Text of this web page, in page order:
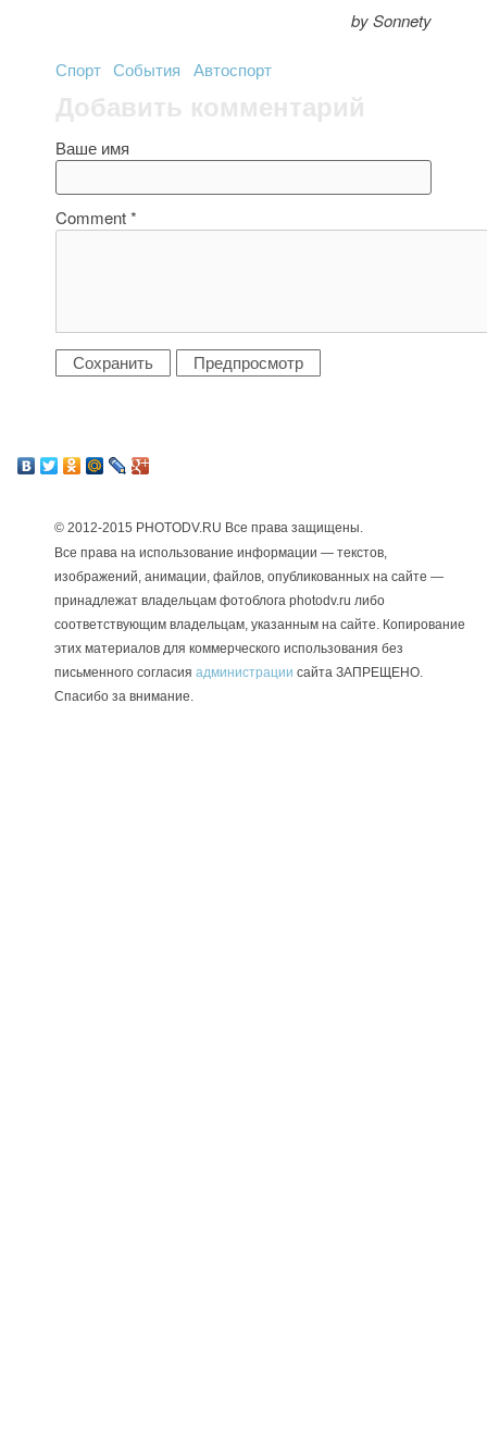
by Sonnety
Спорт События Автоспорт
Добавить комментарий
Ваше имя
Comment*
© 2012-2015 PHOTODV.RU Все права защищены.
Все права на использование информации — текстов,
изображений, анимации, файлов, опубликованных на сайте —
принадлежат владельцам фотоблога photodv.ru либо
соответствующим владельцам, указанным на сайте. Копирование
этих материалов для коммерческого использования без
письменного согласия администрации сайта ЗАПРЕЩЕНО.
Спасибо за внимание.